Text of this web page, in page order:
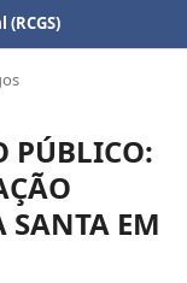
PÚBLICO:
SANTA EM